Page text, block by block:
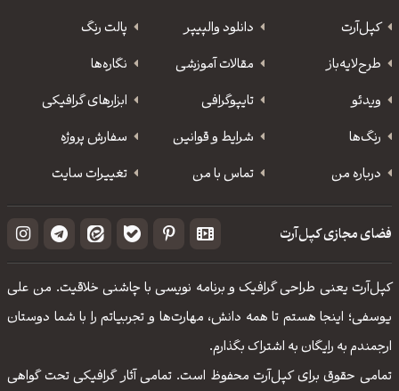
کپل‌آرت دانلود‌ والپیپر
پالت رنگ
طرح‌لایه‌باز
مقالات آموزشی
نگاره‌ها
ویدئو
‌تایپوگرافی
ابزارهای گرافیکی
رنگ‌ها
شرایط و قوانین
سفارش پروژه
درباره من
تماس با من تغییرات سایت
فضای مجازی کپل‌آرت
کپل‌آرت یعنی طراحی گرافیک و برنامه نویسی با چاشنی خلاقیت. من علی
یوسفی؛ اینجا هستم تا همه دانش، مهارت‌‌ها و تجربیاتم را با شما دوستان
ارجمندم به رایگان به اشتراک بگذارم.
تمامی حقوق برای کپل‌آرت محفوظ است. تمامی آثار گرافیکی تحت گواهی